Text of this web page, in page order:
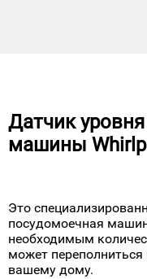
Датчик
машины
Это
посудомоечная
необходимым
может
вашему дому.